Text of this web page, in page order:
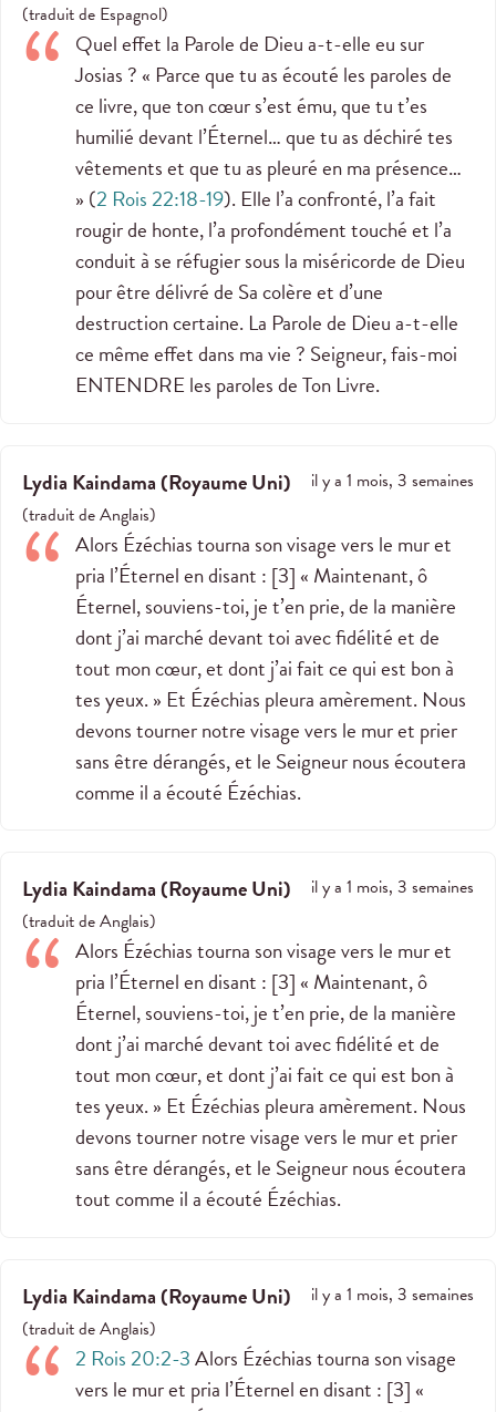
(traduit de Espagnol)
Quel effet la Parole de Dieu a-t-elle eu sur
Josias ? « Parce que tu as écouté les paroles de
ce livre, que ton cœur s’est ému, que tu t’es
humilié devant l’Éternel… que tu as déchiré tes
vêtements et que tu as pleuré en ma présence…
» (2 Rois 22:18-19). Elle l’a confronté, l’a fait
rougir de honte, l’a profondément touché et l’a
conduit à se réfugier sous la miséricorde de Dieu
pour être délivré de Sa colère et d’une
destruction certaine. La Parole de Dieu a-t-elle
ce même effet dans ma vie ? Seigneur, fais-moi
ENTENDRE les paroles de Ton Livre.
Lydia Kaindama(Royaume Uni)
il y a 1 mois, 3 semaines
(traduit deAnglais)
Alors Ézéchias tourna son visage vers le mur et
pria l’Éternel en disant : [3] « Maintenant, ô
Éternel, souviens-toi, je t’en prie, de la manière
dont j’ai marché devant toi avec fidélité et de
tout mon cœur, et dont j’ai fait ce qui est bon à
tes yeux. » Et Ézéchias pleura amèrement. Nous
devons tourner notre visage vers le mur et prier
sans être dérangés, et le Seigneur nous écoutera
comme il a écouté Ézéchias.
Lydia Kaindama(Royaume Uni)
il y a 1 mois, 3 semaines
(traduit deAnglais)
Alors Ézéchias tourna son visage vers le mur et
pria l’Éternel en disant : [3] « Maintenant, ô
Éternel, souviens-toi, je t’en prie, de la manière
dont j’ai marché devant toi avec fidélité et de
tout mon cœur, et dont j’ai fait ce qui est bon à
tes yeux. » Et Ézéchias pleura amèrement. Nous
devons tourner notre visage vers le mur et prier
sans être dérangés, et le Seigneur nous écoutera
tout comme il a écouté Ézéchias.
Lydia Kaindama(Royaume Uni)
il y a 1 mois, 3 semaines
(traduit deAnglais)
2 Rois 20:2-3Alors Ézéchias tourna son visage
vers le mur et pria l’Éternel en disant : [3] «